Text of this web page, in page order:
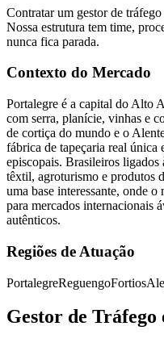
Contratar um gestor de
Nossa estrutura tem time,
nunca fica parada.
Contexto do Mercado
Portalegre é a capital do Alto
com serra, planície, vinhas e
de cortiça do mundo e o
fábrica de tapeçaria real
episcopais. Brasileiros ligados
têxtil, agroturismo e produtos
uma base interessante, onde
para mercados internacionais
autênticos.
Regiões de Atuação
PortalegreReguengoFortios
Gestor de